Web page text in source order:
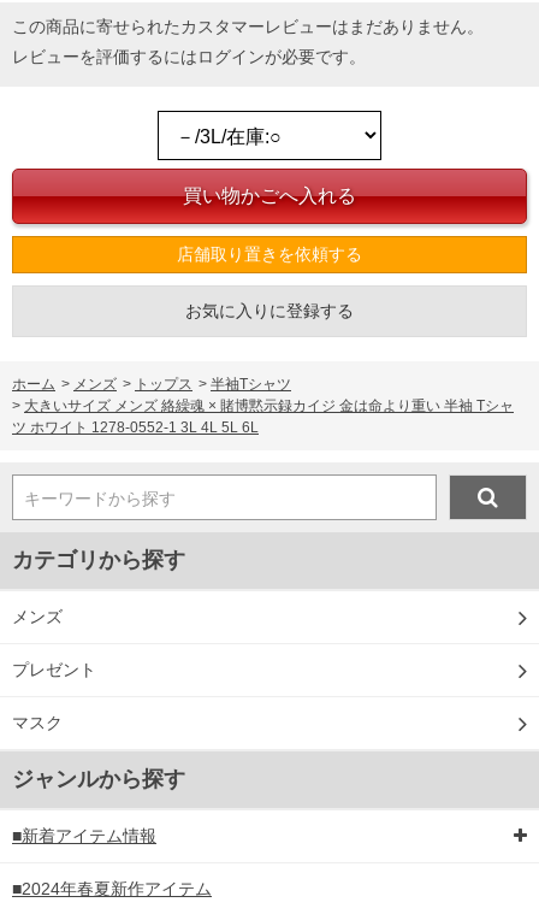
この商品に寄せられたカスタマーレビューはまだありません。
レビューを評価するにはログインが必要です。
店舗取り置きを依頼する
お気に入りに登録する
ホーム > メンズ > トップス > 半袖Tシャツ
> 大きいサイズ メンズ 絡繰魂 × 賭博黙示録カイジ 金は命より重い 半袖 Tシャ
ツ ホワイト 1278-0552-1 3L 4L 5L 6L
キーワードから探す
カテゴリから探す
メンズ
プレゼント
マスク
ジャンルから探す
■新着アイテム情報
■2024年春夏新作アイテム